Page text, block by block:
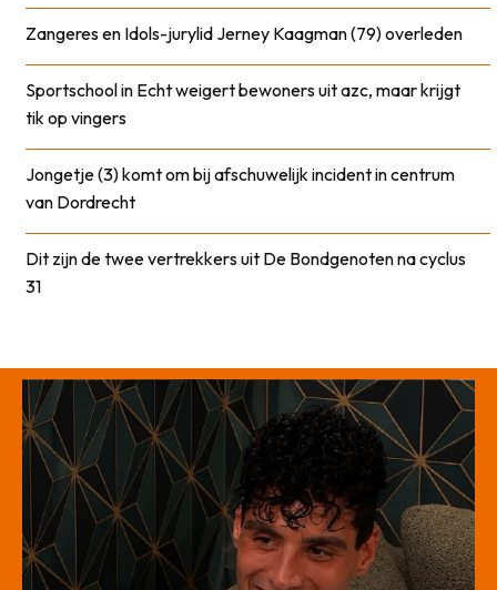
Zangeres en Idols-jurylid Jerney Kaagman (79) overleden
Sportschool in Echt weigert bewoners uit azc, maar krijgt
tik op vingers
Jongetje (3) komt om bij afschuwelijk incident in centrum
van Dordrecht
Dit zijn de twee vertrekkers uit De Bondgenoten na cyclus
31